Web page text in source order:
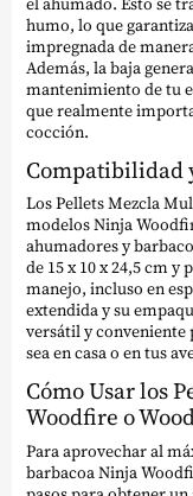
humo, lo que
impregnada de
Además, la baja
mantenimiento de tu
que realmente
cocción.
Compatibilidad
Los Pellets Mezcla
modelos Ninja
ahumadores y
de 15 x 10 x 24,5 cm
manejo, incluso en
extendida y su
versátil y conveniente
sea en casa o en tus
Cómo Usar los
Woodfire o
Para aprovechar al
barbacoa Ninja